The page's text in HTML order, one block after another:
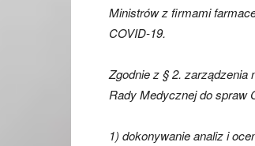
Ministrów z firmami
COVID-19.
Zgodnie z § 2. zarządzenia
Rady Medycznej do spraw
1) dokonywanie analiz i